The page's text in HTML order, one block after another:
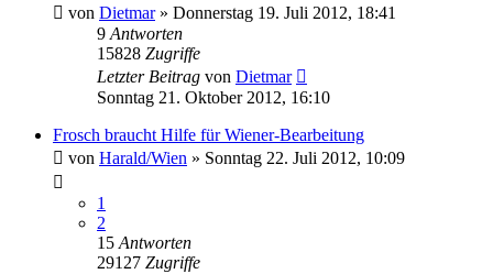
von Dietmar» Donnerstag 19. Juli 2012, 18:41
9 Antworten
15828 Zugriffe
Letzter Beitrag von Dietmar
Sonntag 21. Oktober 2012, 16:10
Frosch braucht Hilfe für Wiener-Bearbeitung
von Harald/Wien » Sonntag 22. Juli 2012, 10:09
1
2
15 Antworten
29127 Zugriffe